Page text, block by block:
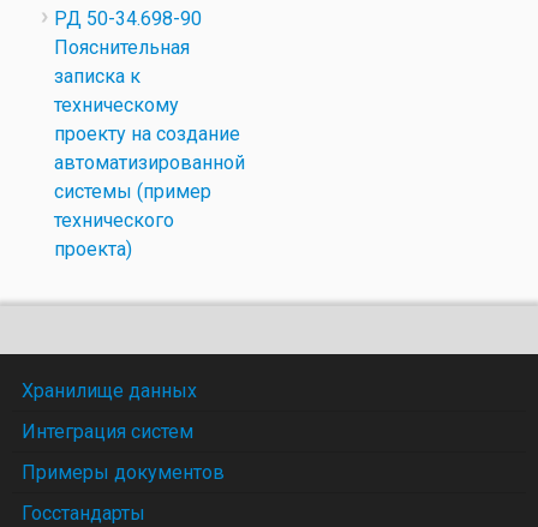
РД 50-34.698-90
Пояснительная
записка к
техническому
проекту на создание
автоматизированной
системы (пример
технического
проекта)
Хранилище данных
Интеграция систем
Примеры документов
Госстандарты